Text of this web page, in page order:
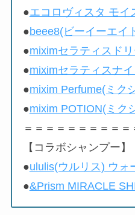
●エコロヴィスタ モイ
●beee8(ビーイーエイ
●miximセラティスド
●miximセラティスナ
●mixim Perfume(ミク
●mixim POTION(ミク
＝＝＝＝＝＝＝＝＝＝
【コラボシャンプー】
●ululis(ウルリス) ウォ
●&Prism MIRACLE